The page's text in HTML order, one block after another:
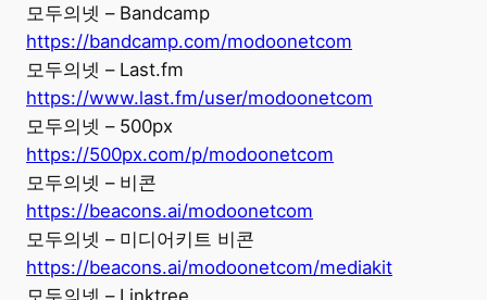
모두의넷 – Bandcamp
https://bandcamp.com/modoonetcom
모두의넷 – Last.fm
https://www.last.fm/user/modoonetcom
모두의넷 – 500px
https://500px.com/p/modoonetcom
모두의넷 – 비콘
https://beacons.ai/modoonetcom
모두의넷 – 미디어키트 비콘
https://beacons.ai/modoonetcom/mediakit
모두의넷 – Linktree